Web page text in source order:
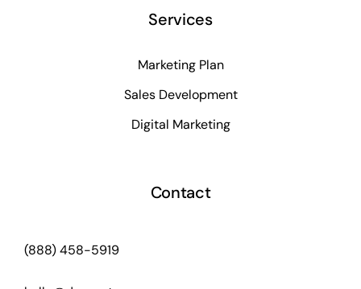
Services
Marketing Plan
Sales Development
Digital Marketing
Contact
(888) 458-5919